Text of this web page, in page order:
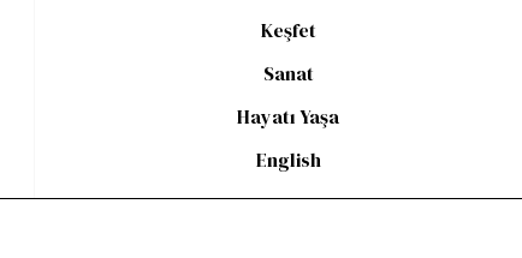
Keşfet
Sanat
Hayatı Yaşa
English